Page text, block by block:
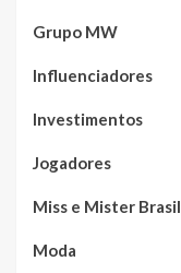
Grupo MW
Influenciadores
Investimentos
Jogadores
Miss e Mister Brasil
Moda